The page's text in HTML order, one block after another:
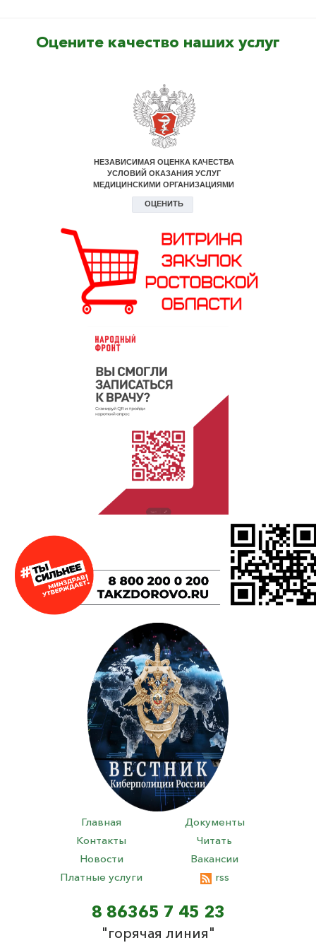
Оцените качество наших услуг
Главная
Документы
Контакты
Читать
Новости
Вакансии
Платные услуги
rss
8 86365 7 45 23
"горячая линия"